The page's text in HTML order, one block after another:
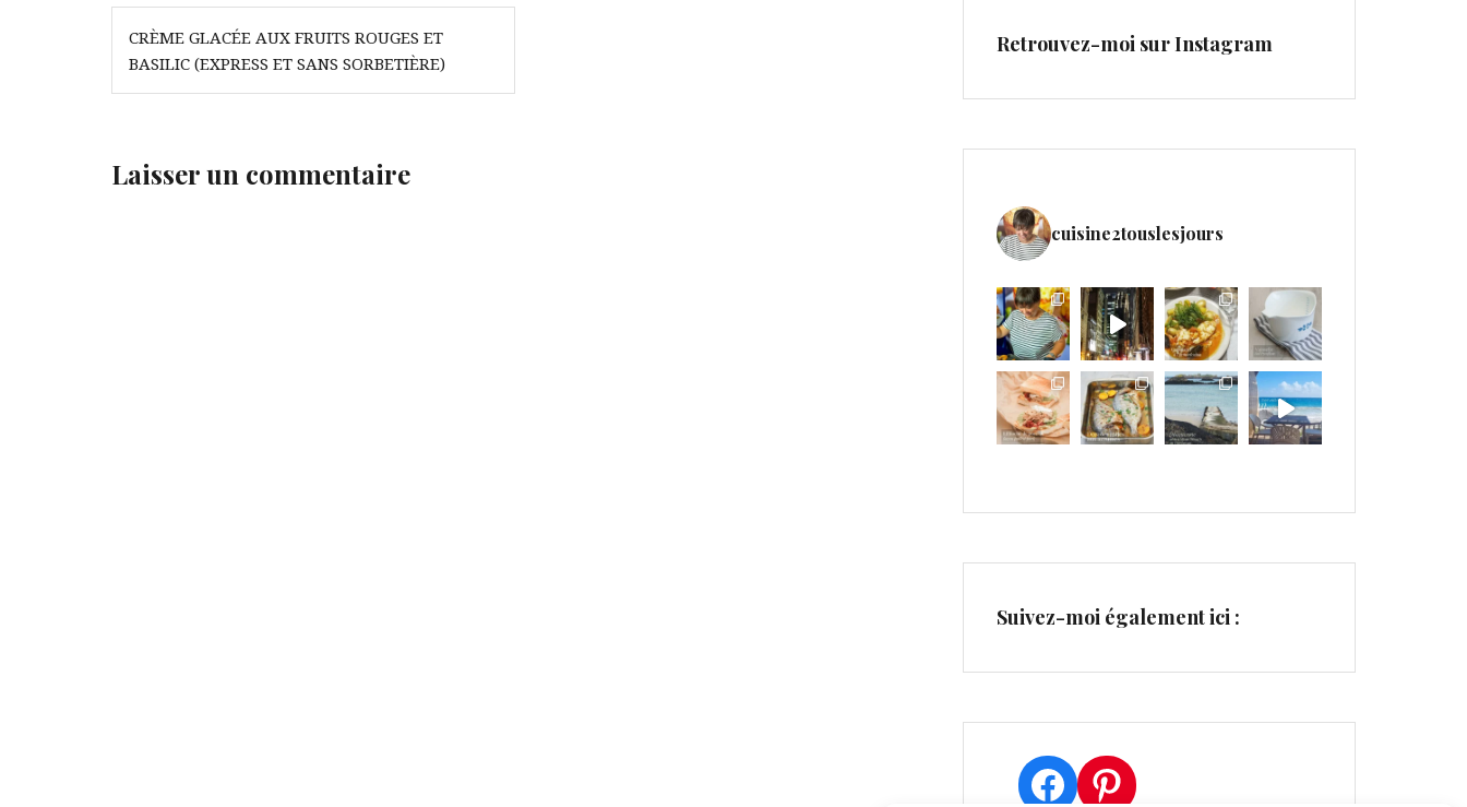
Navigation
de
l’article
CRÈME GLACÉE AUX FRUITS ROUGES ET
BASILIC (EXPRESS ET SANS SORBETIÈRE)
Laisser un commentaire
Retrouvez-moi sur Instagram
cuisine2touslesjours
Suivez-moi également ici :
Facebook
Pinterest